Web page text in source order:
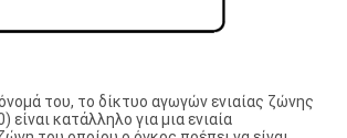
του, το δίκτυο αγωγών ενιαίας ζώνης
είναι κατάλληλο για μια ενιαία